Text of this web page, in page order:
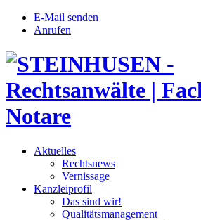
E-Mail senden
Anrufen
Aktuelles
Rechtsnews
Vernissage
Kanzleiprofil
Das sind wir!
Qualitätsmanagement